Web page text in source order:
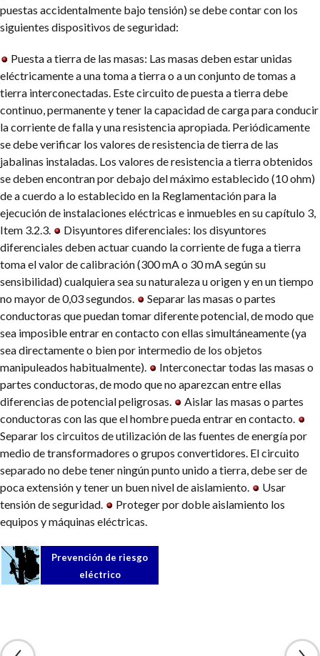
puestas accidentalmente bajo tensión) se debe contar con los
siguientes dispositivos de seguridad:
Puesta a tierra de las masas: Las masas deben estar unidas
eléctricamente a una toma a tierra o a un conjunto de tomas a
tierra interconectadas. Este circuito de puesta a tierra debe
continuo, permanente y tener la capacidad de carga para conducir
la corriente de falla y una resistencia apropiada. Periódicamente
se debe verificar los valores de resistencia de tierra de las
jabalinas instaladas. Los valores de resistencia a tierra obtenidos
se deben encontran por debajo del máximo establecido (10 ohm)
de a cuerdo a lo establecido en la Reglamentación para la
ejecución de instalaciones eléctricas e inmuebles en su capítulo 3,
Item 3.2.3.
Disyuntores diferenciales: los disyuntores
diferenciales deben actuar cuando la corriente de fuga a tierra
toma el valor de calibración (300 mA o 30 mA según su
sensibilidad) cualquiera sea su naturaleza u origen y en un tiempo
no mayor de 0,03 segundos.
Separar las masas o partes
conductoras que puedan tomar diferente potencial, de modo que
sea imposible entrar en contacto con ellas simultáneamente (ya
sea directamente o bien por intermedio de los objetos
manipuleados habitualmente).
Interconectar todas las masas o
partes conductoras, de modo que no aparezcan entre ellas
diferencias de potencial peligrosas.
Aislar las masas o partes
conductoras con las que el hombre pueda entrar en contacto.
Separar los circuitos de utilización de las fuentes de energía por
medio de transformadores o grupos convertidores. El circuito
separado no debe tener ningún punto unido a tierra, debe ser de
poca extensión y tener un buen nivel de aislamiento.
Usar
tensión de seguridad.
Proteger por doble aislamiento los
equipos y máquinas eléctricas.
Prevención de riesgo
eléctrico